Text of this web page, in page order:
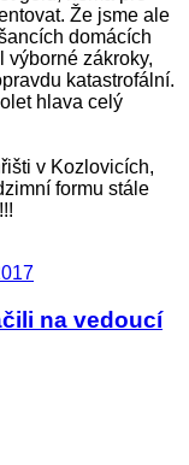
Že jsme ale
domácích
výborné zákroky,
katastrofální.
hlava celý
v Kozlovicích,
formu stále
na vedoucí